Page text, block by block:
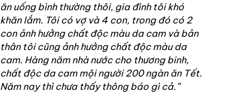
ăn uống bình thường thôi, gia đình tôi khó
khăn lắm. Tôi có vợ và 4 con, trong đó có 2
con ảnh hưởng chất độc màu da cam và bản
thân tôi cũng ảnh hưởng chất độc màu da
cam. Hàng năm nhà nước cho thương binh,
chất độc da cam mội người 200 ngàn ăn Tết.
Năm nay thì chưa thấy thông báo gì cả.”